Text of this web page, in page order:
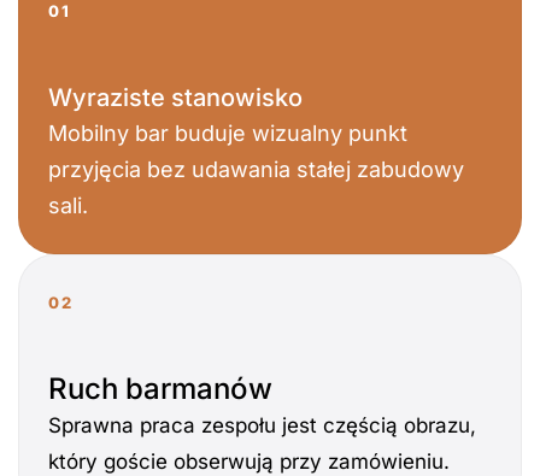
01
Wyraziste stanowisko
Mobilny bar buduje wizualny punkt
przyjęcia bez udawania stałej zabudowy
sali.
02
Ruch barmanów
Sprawna praca zespołu jest częścią obrazu,
który goście obserwują przy zamówieniu.